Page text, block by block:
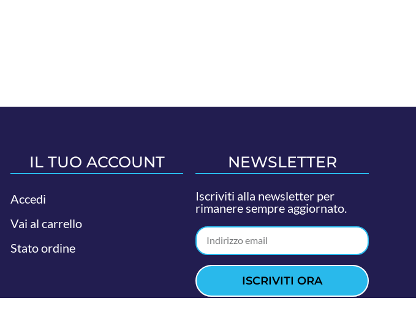
IL TUO ACCOUNT
Accedi
Vai al carrello
Stato ordine
NEWSLETTER
Iscriviti alla newsletter per
rimanere sempre aggiornato.
ISCRIVITI ORA